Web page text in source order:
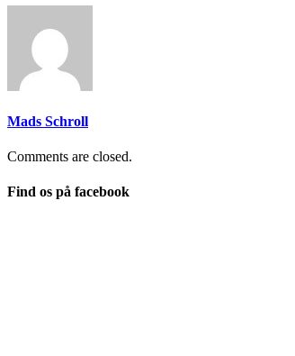
Mads Schroll
Comments are closed.
Find os på facebook